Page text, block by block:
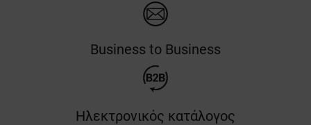
Business to Business
Ηλεκτρονικός κατάλογος